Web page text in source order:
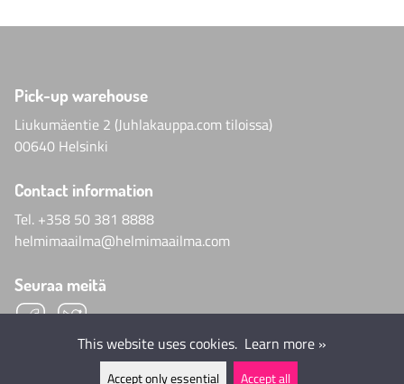
Pick-up warehouse
Liukumäentie 2 (Juhlakauppa.com tiloissa)
00640 Helsinki
Contact information
Tel. +358 50 381 8888
helmimaailma@helmimaailma.com
Seuraa meitä
This website uses cookies. Learn more »
Accept only essential Accept all